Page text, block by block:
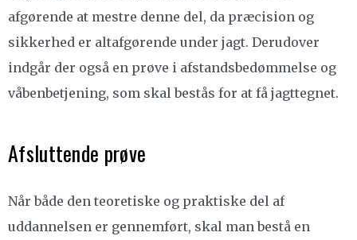
afgørende at mestre denne del, da præcision og
sikkerhed er altafgørende under jagt. Derudover
indgår der også en prøve i afstandsbedømmelse og
våbenbetjening, som skal bestås for at få jagttegnet.
Afsluttende prøve
Når både den teoretiske og praktiske del af
uddannelsen er gennemført, skal man bestå en